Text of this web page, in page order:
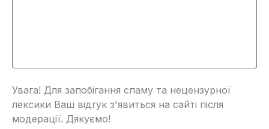
Увага! Для запобігання спаму та нецензурної
лексики Ваш відгук з'явиться на сайті після
модерації. Дякуємо!